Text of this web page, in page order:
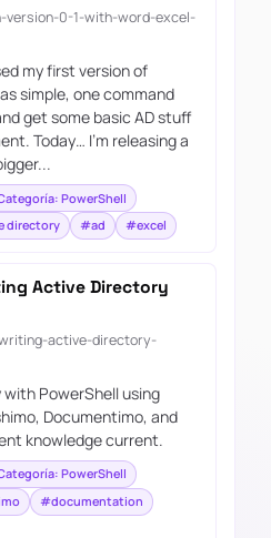
0-1-with-word-excel-
my first version of
simple, one command
get some basic AD stuff
Today… I’m releasing a
PowerShell
directory #ad #excel
Active Directory
active-directory-
PowerShell using
Documentimo, and
knowledge current.
PowerShell
#documentation